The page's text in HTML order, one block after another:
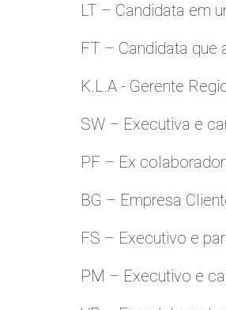
LT – Candidata em
FT – Candidata que
K.L.A - Gerente
SW – Executiva e
PF – Ex
BG – Empresa
FS – Executivo e
PM – Executivo e